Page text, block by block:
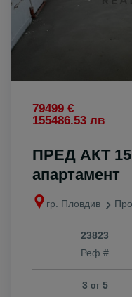
79499 €
155486.53 лв
ПРЕД АКТ
апартамент
гр. Пловдив
23823
Реф #
3 от5